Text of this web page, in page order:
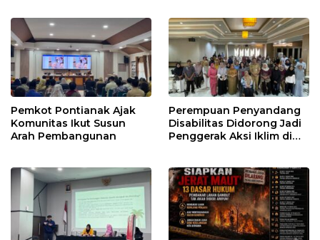
Pemkot Pontianak Ajak
Komunitas Ikut Susun
Arah Pembangunan
Perempuan Penyandang
Disabilitas Didorong Jadi
Penggerak Aksi Iklim di